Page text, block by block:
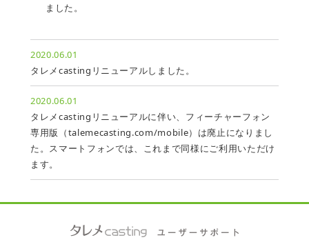
ました。
2020.06.01
タレメcastingリニューアルしました。
2020.06.01
タレメcastingリニューアルに伴い、フィーチャーフォン
専用版（talemecasting.com/mobile）は廃止になりまし
た。スマートフォンでは、これまで同様にご利用いただけ
ます。